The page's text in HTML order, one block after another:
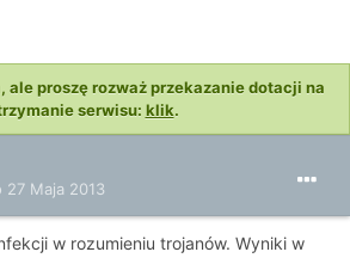
ale proszę rozważ przekazanie dotacji na
serwisu: klik.
27 Maja 2013
w rozumieniu trojanów. Wyniki w